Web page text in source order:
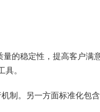
的稳定性，提高客户满
。
制。另一方面标准化包